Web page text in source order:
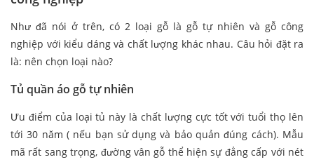
Như đã nói ở trên, có 2 loại gỗ là gỗ tự nhiên và gỗ công
nghiệp với kiểu dáng và chất lượng khác nhau. Câu hỏi đặt ra
là: nên chọn loại nào?
Tủ quần áo gỗ tự nhiên
Ưu điểm của loại tủ này là chất lượng cực tốt với tuổi thọ lên
tới 30 năm ( nếu bạn sử dụng và bảo quản đúng cách). Mẫu
mã rất sang trọng, đường vân gỗ thể hiện sự đẳng cấp với nét